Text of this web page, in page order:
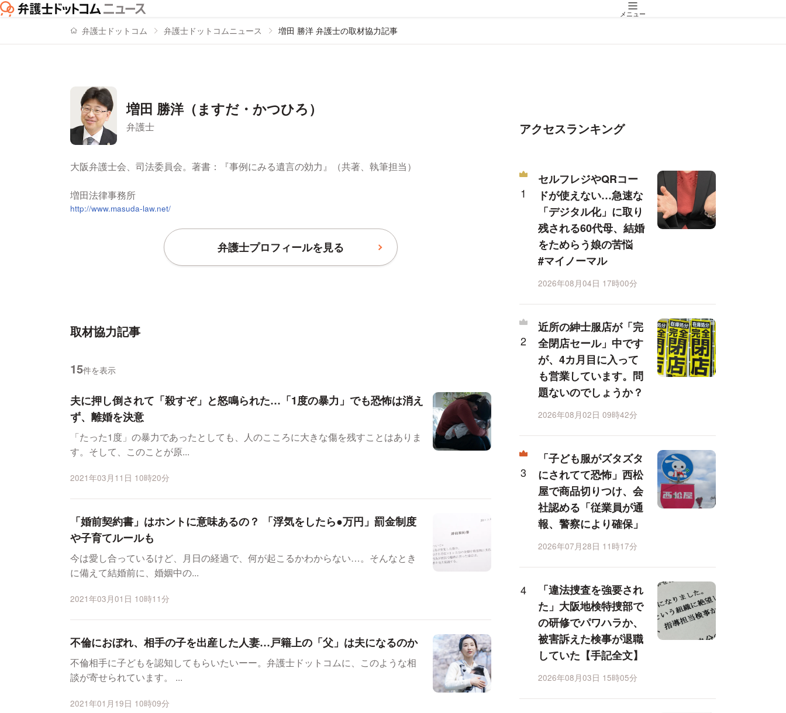
メニュー
弁護士ドットコム 弁護士ドットコムニュース 増田 勝洋 弁護士の取材協力記事
増田 勝洋（ますだ・かつひろ）
弁護士
大阪弁護士会、司法委員会。著書：『事例にみる遺言の効力』（共著、執筆担当）
増田法律事務所
http://www.masuda-law.net/
弁護士プロフィールを見る
取材協力記事
15件を表示
夫に押し倒されて「殺すぞ」と怒鳴られた…「1度の暴力」でも恐怖は消え
ず、離婚を決意
「たった1度」の暴力であったとしても、人のこころに大きな傷を残すことはありま
す。そして、このことが原...
2021年03月11日 10時20分
「婚前契約書」はホントに意味あるの？ 「浮気をしたら●万円」罰金制度
や子育てルールも
今は愛し合っているけど、月日の経過で、何が起こるかわからない…。そんなとき
に備えて結婚前に、婚姻中の...
2021年03月01日 10時11分
不倫におぼれ、相手の子を出産した人妻…戸籍上の「父」は夫になるのか
不倫相手に子どもを認知してもらいたいーー。弁護士ドットコムに、このような相
談が寄せられています。 ...
2021年01月19日 10時09分
アクセスランキング
セルフレジやQRコー
ドが使えない…急速な
「デジタル化」に取り
残される60代母、結婚
をためらう娘の苦悩
#マイノーマル
2026年08月04日 17時00分
近所の紳士服店が「完
全閉店セール」中です
が、4カ月目に入って
も営業しています。問
題ないのでしょうか？
2026年08月02日 09時42分
「子ども服がズタズタ
にされてて恐怖」西松
屋で商品切りつけ、会
社認める「従業員が通
報、警察により確保」
2026年07月28日 11時17分
「違法捜査を強要され
た」大阪地検特捜部で
の研修でパワハラか、
被害訴えた検事が退職
していた【手記全文】
2026年08月03日 15時05分